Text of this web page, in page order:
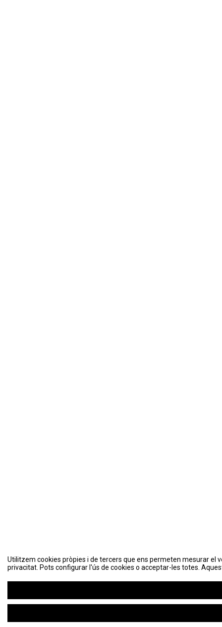
Utilitzem cookies pròpies i de tercers que ens permeten mesurar el
privacitat. Pots configurar l'ús de cookies o acceptar-les totes.
Utilitzem cookies pròpies i de tercers que ens permeten mesurar el
privacitat. Pots configurar l'ús de cookies o acceptar-les totes.